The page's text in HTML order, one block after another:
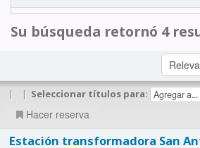
Su búsqueda retornó 4
| | Seleccionar títulos para:
Hacer reserva
Estación transformadora San